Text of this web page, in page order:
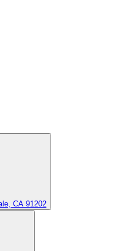
CA 91202